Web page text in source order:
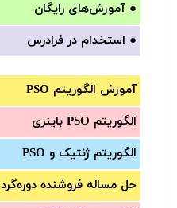
● آموزش‌های رایگان
● استخدام در فرادرس
آموزش الگوریتم PSO
الگوریتم PSO باینری
الگوریتم ژنتیک و PSO
حل مساله فروشنده دوره‌گرد